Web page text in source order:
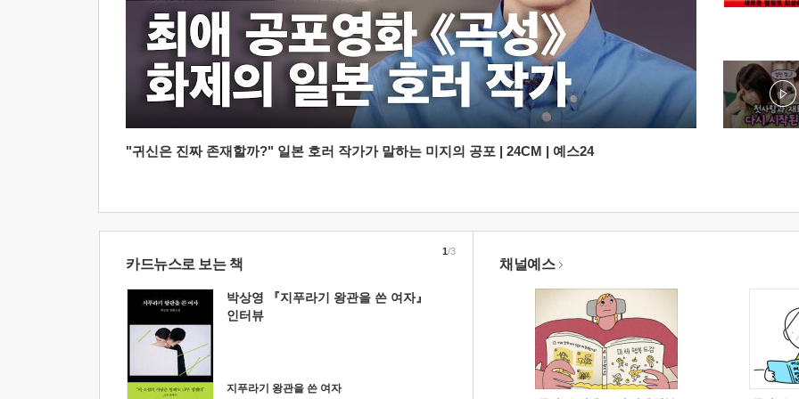
"귀신은 진짜 존재할까?" 일본 호러 작가가 말하는 미지의 공포 | 24CM | 예스24
카드뉴스로 보는 책
박상영 『지푸라기 왕관을 쓴 여자』
인터뷰
지푸라기 왕관을 쓴 여자
1/3
채널예스